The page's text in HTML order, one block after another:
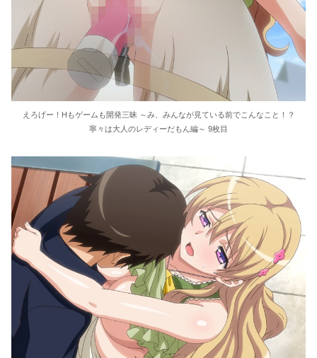
えろげー！Hもゲームも開発三昧 ～み、みんなが見ている前でこんなこと！？
寧々は大人のレディーだもん編～ 9枚目